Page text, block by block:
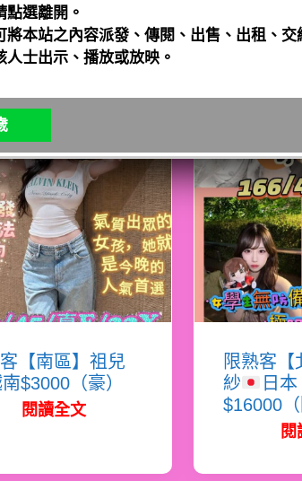
【南區】祖兒
$3000（豪）
閱讀全文
限熟客【
紗
日本
$16000（
閱
選離開。
本站之內容派發、傳閱、出售、出租、
士出示、播放或放映。